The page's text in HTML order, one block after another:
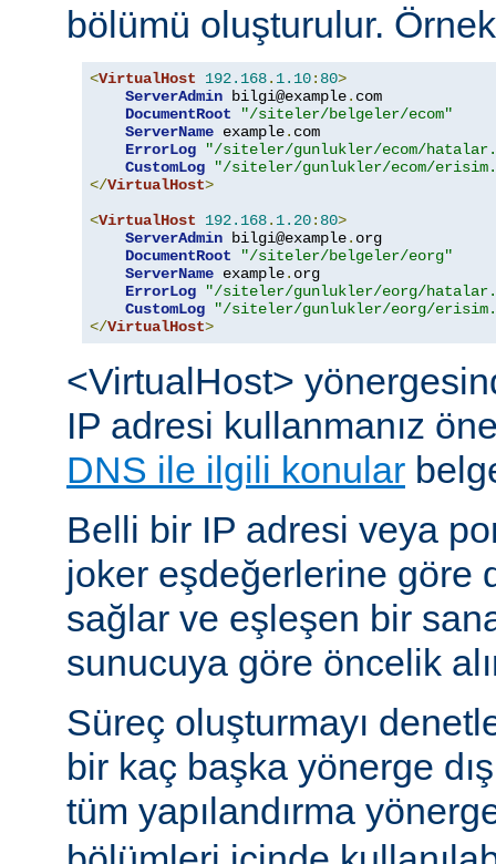
bölümü oluşturulur.
<VirtualHost 192.168. 1.10: 80>
ServerAdmin bilgi@example. com
DocumentRoot
"/siteler/belgeler/ecom"
ServerName example. com
ErrorLog
"/siteler/gunlukler/ecom/
CustomLog
"/siteler/gunlukler/ecom/
</VirtualHost>
<VirtualHost 192.168. 1.20: 80>
ServerAdmin bilgi@example. org
DocumentRoot
"/siteler/belgeler/eorg"
ServerName example. org
ErrorLog
"/siteler/gunlukler/eorg/
CustomLog
"/siteler/gunlukler/eorg/
</VirtualHost>
<VirtualHost>
IP adresi kullanmanız
DNS ile ilgili konular
Belli bir IP adresi veya
joker eşdeğerlerine göre
sağlar ve eşleşen bir
sunucuya göre öncelik
Süreç oluşturmayı
bir kaç başka yönerge
tüm yapılandırma